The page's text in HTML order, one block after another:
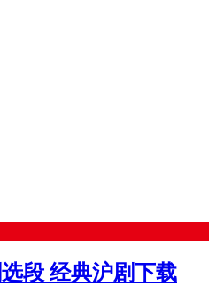
段 经典沪剧下载